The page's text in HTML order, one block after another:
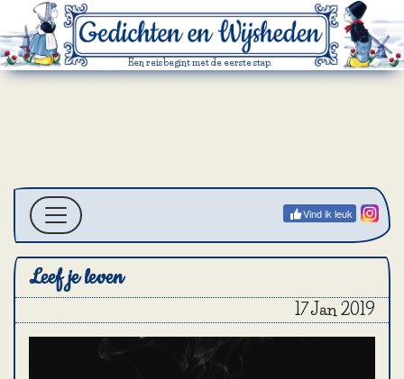
Een reis begint met de eerste stap.
Vind ik leuk
Leef je leven
17 Jan 2019